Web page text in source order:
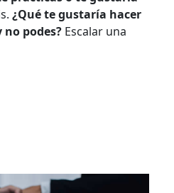
¿Qué te gustaría hacer
podes? Escalar una